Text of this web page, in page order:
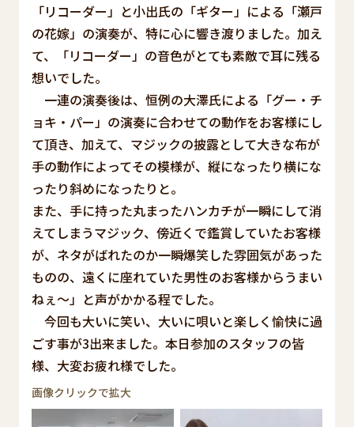
「リコーダー」と小出氏の「ギター」による「瀬戸
の花嫁」の演奏が、特に心に響き渡りました。加え
て、「リコーダー」の音色がとても素敵で耳に残る
想いでした。
一連の演奏後は、恒例の大澤氏による「グー・チ
ョキ・パー」の演奏に合わせての動作をお客様にし
て頂き、加えて、マジックの披露として大きな布が
手の動作によってその模様が、縦になったり横にな
ったり斜めになったりと。
また、手に持った丸まったハンカチが一瞬にして消
えてしまうマジック、傍近くで鑑賞していたお客様
が、ネタがばれたのか一瞬爆笑した雰囲気があった
ものの、遠くに座れていた男性のお客様からうまい
ねぇ～」と声がかかる程でした。
今回も大いに笑い、大いに唄いと楽しく愉快に過
ごす事が3出来ました。本日参加のスタッフの皆
様、大変お疲れ様でした。
画像クリックで拡大